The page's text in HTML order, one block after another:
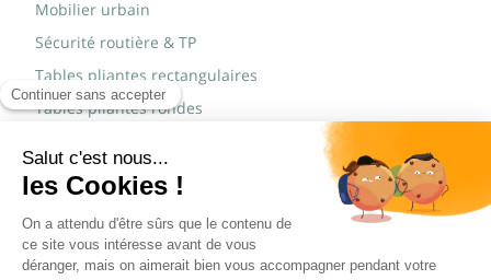
Mobilier urbain
Sécurité routière & TP
Tables pliantes rectangulaires
Tables pliantes rondes
Marques
JAD Groupe
Procity®